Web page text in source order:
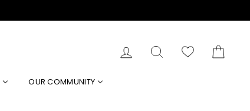
MI CUENTABuscar
OUR COMMUNITY